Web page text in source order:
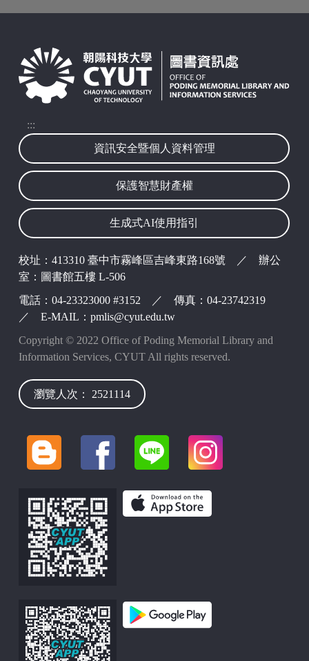
:::
資訊安全暨個人資料管理
保護智慧財產權
生成式AI使用指引
校址：413310 臺中市霧峰區吉峰東路168號 ／ 辦公
室：圖書館五樓 L-506
電話：04-23323000 #3152 ／ 傳真：04-23742319
／ E-MAIL：pmlis@cyut.edu.tw
Copyright © 2022 Office of Poding Memorial Library and
Information Services, CYUT All rights reserved.
瀏覽人次： 2521114